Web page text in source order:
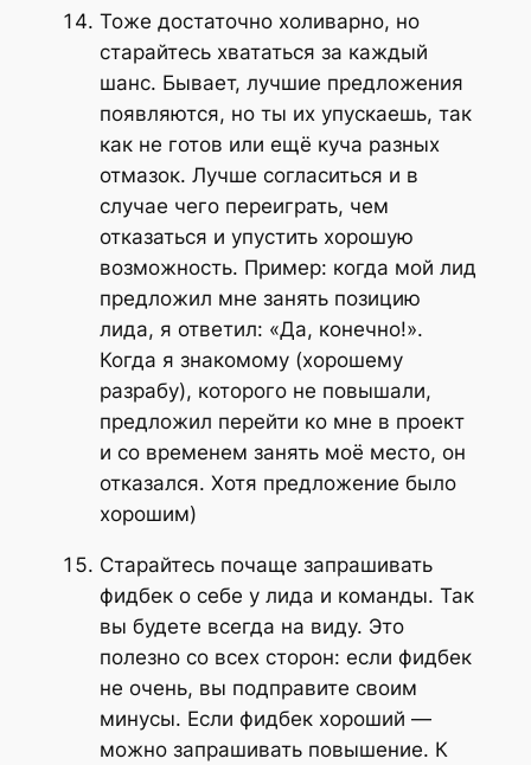
Тоже достаточно холиварно, но
старайтесь хвататься за каждый
шанс. Бывает, лучшие предложения
появляются, но ты их упускаешь, так
как не готов или ещё куча разных
отмазок. Лучше согласиться и в
случае чего переиграть, чем
отказаться и упустить хорошую
возможность. Пример: когда мой лид
предложил мне занять позицию
лида, я ответил: «Да, конечно!».
Когда я знакомому (хорошему
разрабу), которого не повышали,
предложил перейти ко мне в проект
и со временем занять моё место, он
отказался. Хотя предложение было
хорошим)
Старайтесь почаще запрашивать
фидбек о себе у лида и команды. Так
вы будете всегда на виду. Это
полезно со всех сторон: если фидбек
не очень, вы подправите своим
минусы. Если фидбек хороший —
можно запрашивать повышение. К